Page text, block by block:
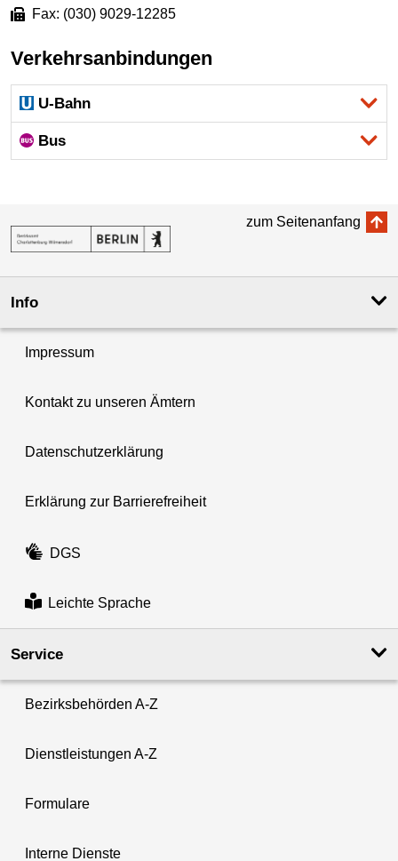
Fax: (030) 9029-12285
Verkehrsanbindungen
U-Bahn
Bus
zum Seitenanfang
Info
Impressum
Kontakt zu unseren Ämtern
Datenschutzerklärung
Erklärung zur Barrierefreiheit
DGS
Leichte Sprache
Service
Bezirksbehörden A-Z
Dienstleistungen A-Z
Formulare
Interne Dienste